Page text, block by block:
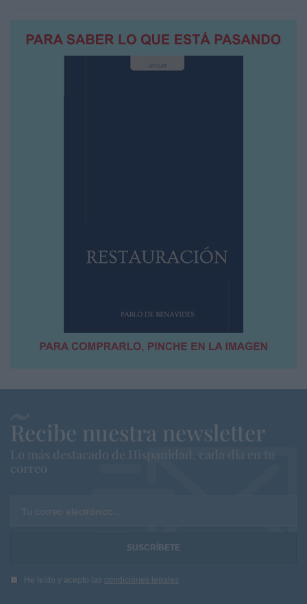
Recibe nuestra newsletter
Lo más destacado de Hispanidad, cada dia en tu
correo
Tu correo electrónico...
He leído y acepto las condiciones legales